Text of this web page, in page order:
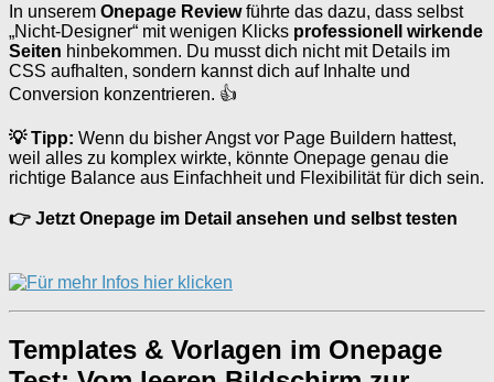
In unserem Onepage Reviewführte das dazu, dass selbst
„Nicht-Designer“ mit wenigen Klicks professionell wirkende
Seiten hinbekommen. Du musst dich nicht mit Details im
CSS aufhalten, sondern kannst dich auf Inhalte und
Conversion konzentrieren. 👍
💡 Tipp: Wenn du bisher Angst vor Page Buildern hattest,
weil alles zu komplex wirkte, könnte Onepage genau die
richtige Balance aus Einfachheit und Flexibilität für dich sein.
👉 Jetzt Onepage im Detail ansehen und selbst testen
Templates & Vorlagen im Onepage